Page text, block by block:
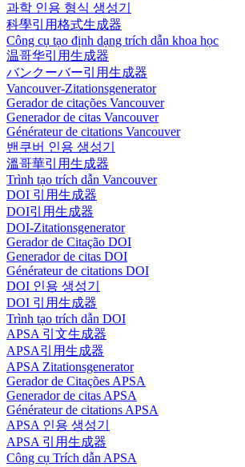
과학 인용 형식 생성기
科學引用格式生成器
Công cụ tạo định dạng trích dẫn khoa học
温哥华引用生成器
バンクーバー引用生成器
Vancouver-Zitationsgenerator
Gerador de citações Vancouver
Generador de citas Vancouver
Générateur de citations Vancouver
밴쿠버 인용 생성기
溫哥華引用生成器
Trình tạo trích dẫn Vancouver
DOI 引用生成器
DOI引用生成器
DOI-Zitationsgenerator
Gerador de Citação DOI
Generador de citas DOI
Générateur de citations DOI
DOI 인용 생성기
DOI 引用生成器
Trình tạo trích dẫn DOI
APSA 引文生成器
APSA引用生成器
APSA Zitationsgenerator
Gerador de Citações APSA
Generador de citas APSA
Générateur de citations APSA
APSA 인용 생성기
APSA 引用生成器
Công cụ Trích dẫn APSA